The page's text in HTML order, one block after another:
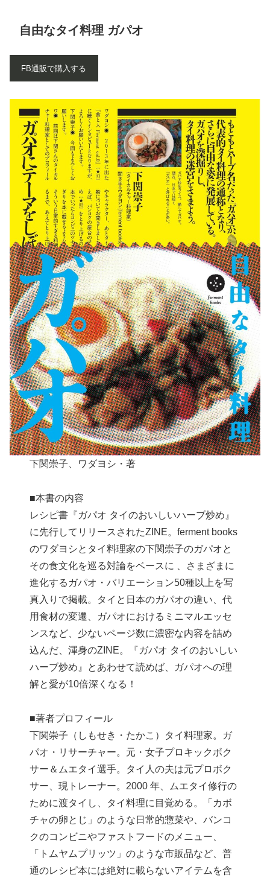
自由なタイ料理 ガパオ
FB通販で購入する
下関崇子、ワダヨシ・著
■本書の内容
レシピ書『ガパオ タイのおいしいハーブ炒め』
に先行してリリースされたZINE。ferment books
のワダヨシとタイ料理家の下関崇子のガパオと
その食文化を巡る対論をベースに 、さまざまに
進化するガパオ・バリエーション50種以上を写
真入りで掲載。タイと日本のガパオの違い、代
用食材の変遷、ガパオにおけるミニマルエッセ
ンスなど、少ないページ数に濃密な内容を詰め
込んだ、渾身のZINE。『ガパオ タイのおいしい
ハーブ炒め』とあわせて読めば、ガパオへの理
解と愛が10倍深くなる！
■著者プロフィール
下関崇子（しもせき・たかこ）タイ料理家。ガ
パオ・リサーチャー。元・女子プロキックボク
サー＆ムエタイ選手。タイ人の夫は元プロボク
サー、現トレーナー。2000 年、ムエタイ修行の
ために渡タイし、タイ料理に目覚める。「カボ
チャの卵とじ」のような日常的惣菜や、バンコ
クのコンビニやファストフードのメニュー、
「トムヤムプリッツ」のような市販品など、普
通のレシピ本には絶対に載らないアイテムを含